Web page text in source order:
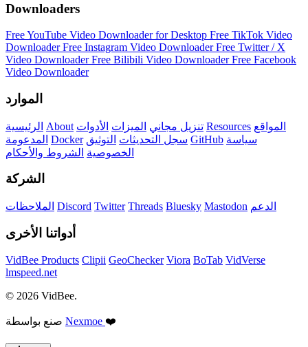
Downloaders
Free YouTube Video Downloader for Desktop Free TikTok Video
DownloaderFree Instagram Video DownloaderFree Twitter / X
Video DownloaderFree Bilibili Video DownloaderFree Facebook
Video Downloader
الموارد
الرئيسية About تنزيل مجاني الميزات الأدوات Resources المواقع
المدعومة Docker سجل التحديثات التوثيق GitHub سياسة
الخصوصية الشروط والأحكام
الشركة
الملاحظات Discord Twitter Threads Bluesky Mastodon الدعم
أدواتنا الأخرى
VidBee Products Clipii GeoChecker Viora BoTab VidVerse
lmspeed.net
© 2026 VidBee.
Nexmoe ❤️